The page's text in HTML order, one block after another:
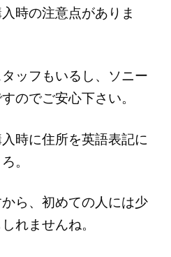
時の注意点がありま
ッフもいるし、ソニー
のでご安心下さい。
時に住所を英語表記に
。
ら、初めての人には少
れませんね。